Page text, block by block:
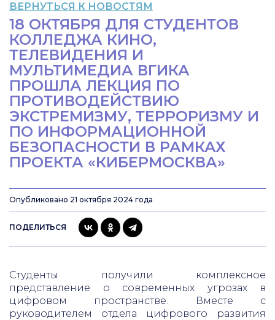
ВЕРНУТЬСЯ К НОВОСТЯМ
18 ОКТЯБРЯ ДЛЯ СТУДЕНТОВ
КОЛЛЕДЖА КИНО,
ТЕЛЕВИДЕНИЯ И
МУЛЬТИМЕДИА ВГИКА
ПРОШЛА ЛЕКЦИЯ ПО
ПРОТИВОДЕЙСТВИЮ
ЭКСТРЕМИЗМУ, ТЕРРОРИЗМУ И
ПО ИНФОРМАЦИОННОЙ
БЕЗОПАСНОСТИ В РАМКАХ
ПРОЕКТА «КИБЕРМОСКВА»
Опубликовано 21 октября 2024 года
ПОДЕЛИТЬСЯ
Студенты получили комплексное
представление о современных угрозах в
цифровом пространстве. Вместе с
руководителем отдела цифрового развития